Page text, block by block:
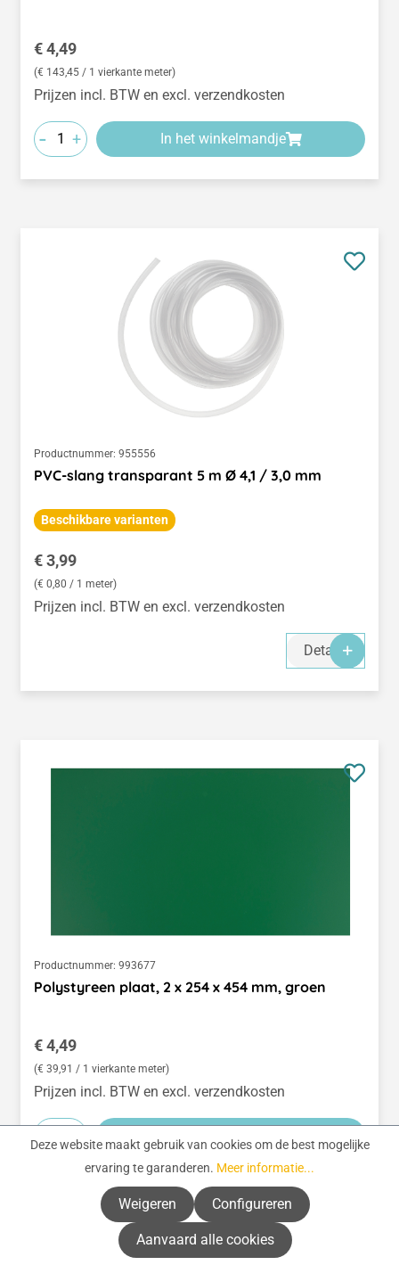
Normale prijs:
€ 4,49
(€ 143,45 / 1 vierkante meter)
Prijzen incl. BTW en excl. verzendkosten
- + In het winkelmandje
Productnummer: 955556
PVC-slang transparant 5 m Ø 4,1 / 3,0 mm
Beschikbare varianten
Normale prijs:
€ 3,99
(€ 0,80 / 1 meter)
Prijzen incl. BTW en excl. verzendkosten
Details
Productnummer: 993677
Polystyreen plaat, 2 x 254 x 454 mm, groen
Normale prijs:
€ 4,49
(€ 39,91 / 1 vierkante meter)
Prijzen incl. BTW en excl. verzendkosten
- + In het winkelmandje
Pagina
Deze website maakt gebruik van cookies om de best mogelijke
ervaring te garanderen. Meer informatie...
Weigeren Configureren
Aanvaard alle cookies